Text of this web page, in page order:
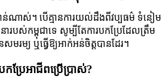
ណាស់។ បើគ្មានការយល់ដឹងពីវប្បធម៌ ទំនៀម
របស់កម្ពុជាទេ សូម្បីតែការបកប្រែដែលត្រឹម
មរម្យ ឬធ្វើឱ្យអាក់អន់ចិត្តបានដែរ។
កប្រែអាជីពប្រើប្រាស់?